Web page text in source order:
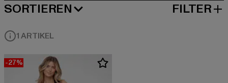
SORTIEREN
NEUESTE FILTER
1 ARTIKEL
-27%